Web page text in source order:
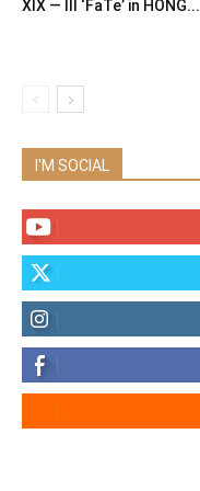
XIX — III ‘FaTe’ in HONG...
I'M SOCIAL